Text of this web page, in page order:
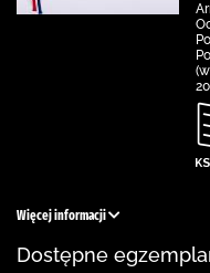
Więcej informacji
Dostępne